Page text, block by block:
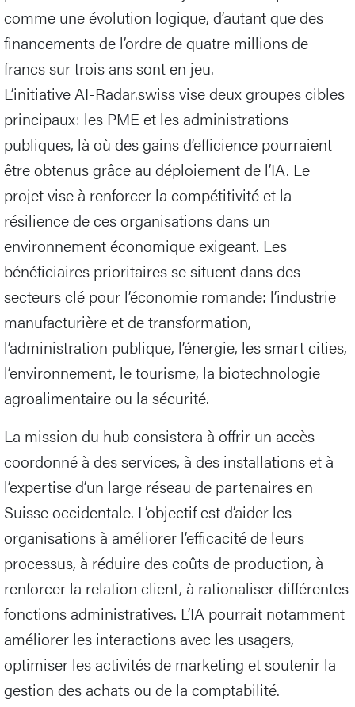
comme une évolution logique, d’autant que des
financements de l’ordre de quatre millions de
francs sur trois ans sont en jeu.
L’initiative AI-Radar.swiss vise deux groupes cibles
principaux: les PME et les administrations
publiques, là où des gains d’efficience pourraient
être obtenus grâce au déploiement de l’IA. Le
projet vise à renforcer la compétitivité et la
résilience de ces organisations dans un
environnement économique exigeant. Les
bénéficiaires prioritaires se situent dans des
secteurs clé pour l’économie romande: l’industrie
manufacturière et de transformation,
l’administration publique, l’énergie, les smart cities,
l’environnement, le tourisme, la biotechnologie
agroalimentaire ou la sécurité.
La mission du hub consistera à offrir un accès
coordonné à des services, à des installations et à
l’expertise d’un large réseau de partenaires en
Suisse occidentale. L’objectif est d’aider les
organisations à améliorer l’efficacité de leurs
processus, à réduire des coûts de production, à
renforcer la relation client, à rationaliser différentes
fonctions administratives. L’IA pourrait notamment
améliorer les interactions avec les usagers,
optimiser les activités de marketing et soutenir la
gestion des achats ou de la comptabilité.